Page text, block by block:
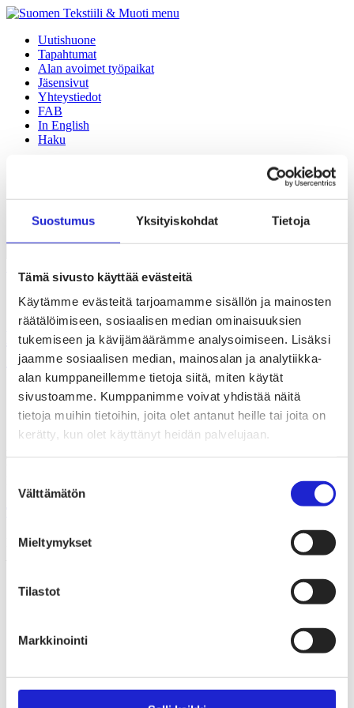
Suostumus Yksityiskohdat Tietoja
Tämä sivusto käyttää evästeitä
Käytämme evästeitä tarjoamamme sisällön ja mainosten
räätälöimiseen, sosiaalisen median ominaisuuksien
tukemiseen ja kävijämäärämme analysoimiseen. Lisäksi
jaamme sosiaalisen median, mainosalan ja analytiikka-
alan kumppaneillemme tietoja siitä, miten käytät
sivustoamme. Kumppanimme voivat yhdistää näitä
tietoja muihin tietoihin, joita olet antanut heille tai joita on
kerätty, kun olet käyttänyt heidän palvelujaan.
valinta
Välttämätön
Mieltymykset
Tilastot
Markkinointi
menu
Uutishuone
Tapahtumat
Alan avoimet työpaikat
Jäsensivut
Yhteystiedot
FAB
In English
Haku
Suomen Tekstiili & Muoti
SGN Group
Kasvuun yrityskaupoilla – Metsolan ja
SGN Groupin 5 oppia yhdistymisestä
Suomen Tekstiili & Muoti ry
Suomen Tekstiili & Muoti ry on tekstiili-, vaate- ja muotialan
Käyntiosoite:
Uutishuone